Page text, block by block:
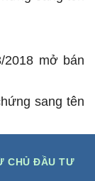
2018 mở bán
sang tên
CHỦ ĐẦU TƯ